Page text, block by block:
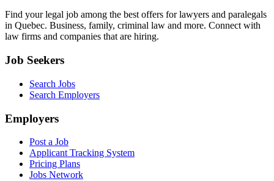
Find your legal job among the best offers for lawyers and paralegals
in Quebec. Business, family, criminal law and more. Connect with
law firms and companies that are hiring.
Job Seekers
Search Jobs
Search Employers
Employers
Post a Job
Applicant Tracking System
Pricing Plans
Jobs Network